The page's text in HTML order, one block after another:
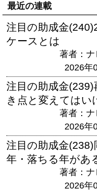
最近の連載
注目の助成金
ケースとは
著者：
2026年
注目の助成金
き点と変えてはい
著者：
2026年
注目の助成金
年・落ちる年があ
著者：
2026年